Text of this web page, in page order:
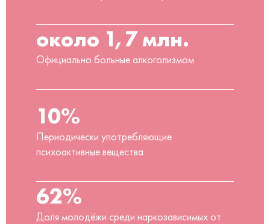
около 1,7 млн.
Официально больные алкоголизмом
10%
Периодически употребляющие
психоактивные вещества
62%
Доля молодёжи среди наркозависимых от